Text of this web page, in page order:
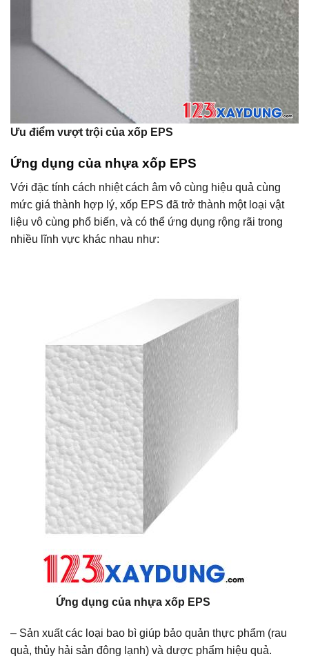
Ưu điểm vượt trội của xốp EPS
Ứng dụng của nhựa xốp EPS
Với đặc tính cách nhiệt cách âm vô cùng hiệu quả cùng
mức giá thành hợp lý, xốp EPS đã trở thành một loại vật
liệu vô cùng phổ biến, và có thể ứng dụng rộng rãi trong
nhiều lĩnh vực khác nhau như:
Ứng dụng của nhựa xốp EPS
– Sản xuất các loại bao bì giúp bảo quản thực phẩm (rau
quả, thủy hải sản đông lạnh) và dược phẩm hiệu quả.